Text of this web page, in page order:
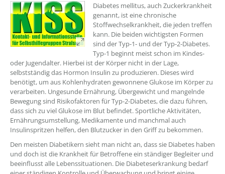
??? absaetzeOben[1]/titel ???
Diabetes mellitus, auch Zuckerkrankheit
genannt, ist eine chronische
Stoffwechselkrankheit, die jeden treffen
kann. Die beiden wichtigsten Formen
sind der Typ-1- und der Typ-2-Diabetes.
Typ-1 beginnt meist schon im Kindes-
oder Jugendalter. Hierbei ist der Körper nicht in der Lage,
selbstständig das Hormon Insulin zu produzieren. Dieses wird
benötigt, um aus Kohlenhydraten gewonnene Glukose im Körper zu
verarbeiten. Ungesunde Ernährung, Übergewicht und mangelnde
Bewegung sind Risikofaktoren für Typ-2-Diabetes, die dazu führen,
dass sich zu viel Glukose im Blut befindet. Sportliche Aktivitäten,
Ernährungsumstellung, Medikamente und manchmal auch
Insulinspritzen helfen, den Blutzucker in den Griff zu bekommen.
Den meisten Diabetikern sieht man nicht an, dass sie Diabetes haben
und doch ist die Krankheit für Betroffene ein ständiger Begleiter und
beeinflusst alle Lebenssituationen. Die Diabeteserkrankung bedarf